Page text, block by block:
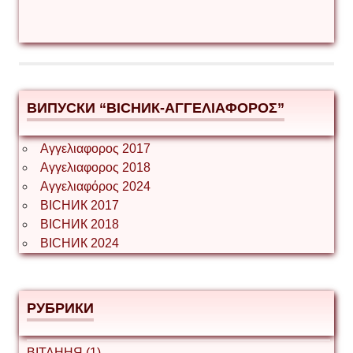
ВИПУСКИ “ВІСНИК-ΑΓΓΕΛΙΑΦΟΡΟΣ”
Αγγελιαφορος 2017
Αγγελιαφορος 2018
Αγγελιαφόρος 2024
ВІСНИК 2017
ВІСНИК 2018
ВІСНИК 2024
РУБРИКИ